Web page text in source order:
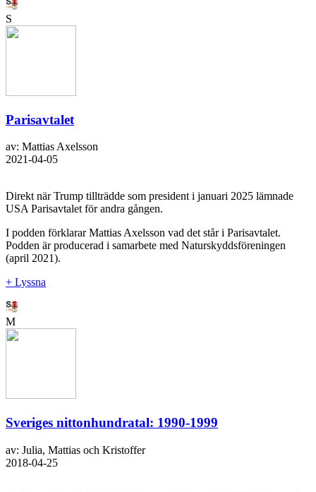
S
Parisavtalet
av: Mattias Axelsson
2021-04-05
Direkt när Trump tillträdde som president i januari 2025 lämnade
USA Parisavtalet för andra gången.
I podden förklarar Mattias Axelsson vad det står i Parisavtalet.
Podden är producerad i samarbete med Naturskyddsföreningen
(april 2021).
+ Lyssna
M
Sveriges nittonhundratal: 1990-1999
av: Julia, Mattias och Kristoffer
2018-04-25